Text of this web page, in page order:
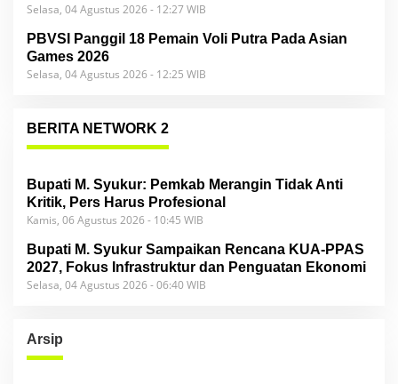
Selasa, 04 Agustus 2026 - 12:27 WIB
PBVSI Panggil 18 Pemain Voli Putra Pada Asian
Games 2026
Selasa, 04 Agustus 2026 - 12:25 WIB
BERITA NETWORK 2
Bupati M. Syukur: Pemkab Merangin Tidak Anti
Kritik, Pers Harus Profesional
Kamis, 06 Agustus 2026 - 10:45 WIB
Bupati M. Syukur Sampaikan Rencana KUA-PPAS
2027, Fokus Infrastruktur dan Penguatan Ekonomi
Selasa, 04 Agustus 2026 - 06:40 WIB
Arsip